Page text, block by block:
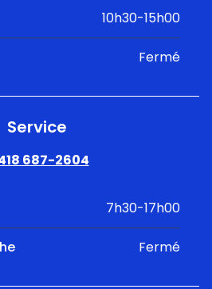
10h30-15h00
Fermé
Service
687-2604
7h30-17h00
Fermé